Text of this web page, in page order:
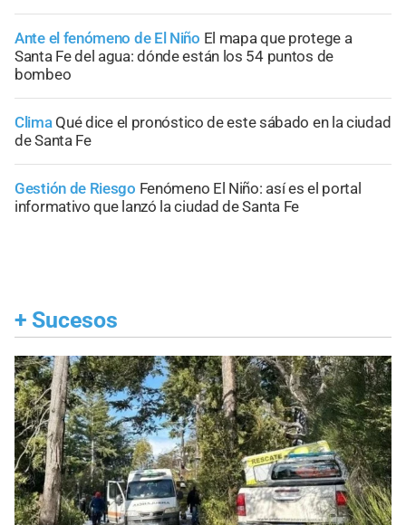
Ante el fenómeno de El Niño El mapa que protege a
Santa Fe del agua: dónde están los 54 puntos de
bombeo
Clima Qué dice el pronóstico de este sábado en la ciudad
de Santa Fe
Gestión de Riesgo Fenómeno El Niño: así es el portal
informativo que lanzó la ciudad de Santa Fe
+ Sucesos